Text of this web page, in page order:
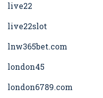
live22
live22slot
lnw365bet.com
london45
london6789.com